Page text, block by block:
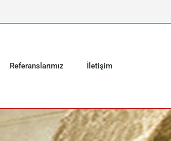
Referanslarımız İletişim